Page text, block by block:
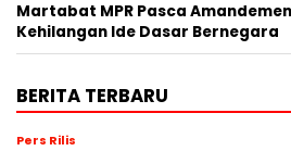
Martabat MPR Pasca Amandemen
Kehilangan Ide Dasar Bernegara
BERITA TERBARU
Pers Rilis